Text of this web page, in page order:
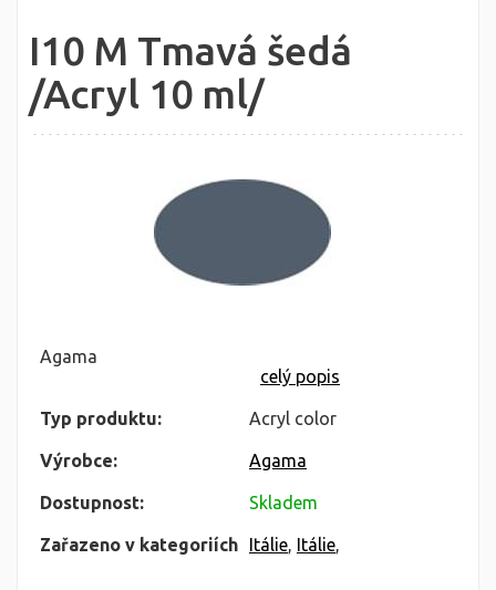
I10 M Tmavá šedá
/Acryl 10 ml/
Agama
celý popis
Typ produktu: Acryl color
Výrobce: Agama
Dostupnost: Skladem
Zařazeno v kategoriích Itálie, Itálie,